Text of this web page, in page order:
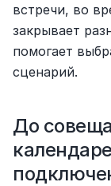
встречи, во
закрывает
помогает
сценарий.
До